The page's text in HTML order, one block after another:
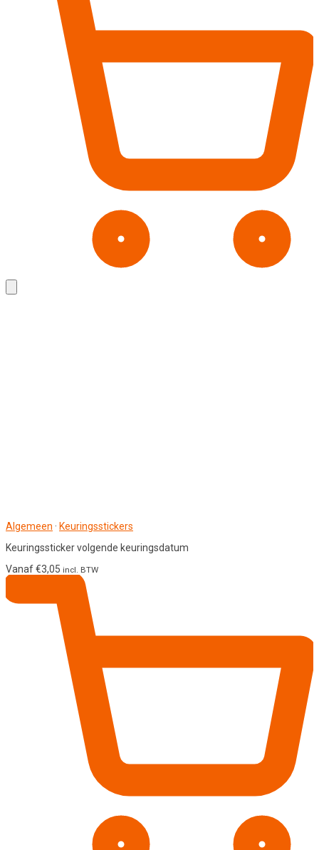
Algemeen · Keuringsstickers
Keuringssticker volgende keuringsdatum
Vanaf€3,05 incl. BTW